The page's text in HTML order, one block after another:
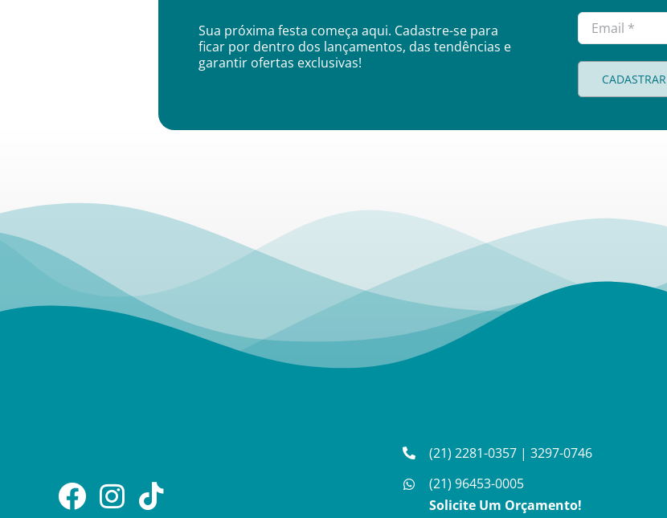
Sua próxima festa começa aqui. Cadastre-se para
ficar por dentro dos lançamentos, das tendências e
garantir ofertas exclusivas!
CADASTRAR
(21) 2281-0357 |3297-0746
(21) 96453-0005
Solicite Um Orçamento!